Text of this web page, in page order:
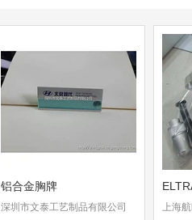
铝合金胸牌
深圳市文泰工艺制品有限公司 上海